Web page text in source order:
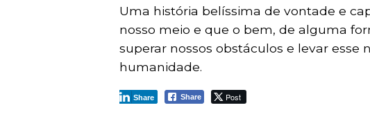
Uma história belíssima de vontade e
nosso meio e que o bem, de alguma
superar nossos obstáculos e levar esse
humanidade.
Share Post
Share